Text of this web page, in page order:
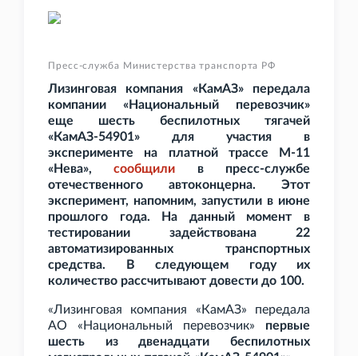
Пресс-служба Министерства транспорта РФ
Лизинговая компания «КамАЗ» передала
компании «Национальный перевозчик»
еще шесть беспилотных тягачей
«КамАЗ-54901» для участия в
эксперименте на платной трассе М-11
«Нева»,сообщили в пресс-службе
отечественного автоконцерна. Этот
эксперимент, напомним, запустили в июне
прошлого года. На данный момент в
тестировании задействована 22
автоматизированных транспортных
средства. В следующем году их
количество рассчитывают довести до 100.
«Лизинговая компания «КамАЗ» передала
АО «Национальный перевозчик» первые
шесть из двенадцати беспилотных